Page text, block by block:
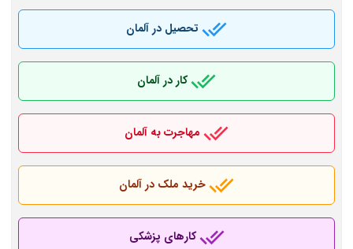
تحصیل در آلمان
کار در آلمان
مهاجرت به آلمان
خرید ملک در آلمان
کارهای پزشکی